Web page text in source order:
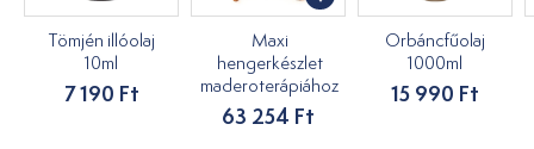
Tömjén illóolaj
10ml
7 190 Ft
Maxi
hengerkészlet
maderoterápiához
63 254 Ft
Orbáncfűolaj
1000ml
15 990 Ft